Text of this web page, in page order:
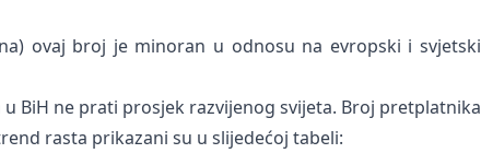
ovaj broj je minoran u odnosu na evropski i svjetski
BiH ne prati prosjek razvijenog svijeta. Broj pretplatnika
rasta prikazani su u slijedećoj tabeli: